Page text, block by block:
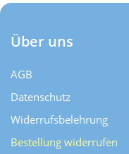
Über uns
AGB
Datenschutz
Widerrufsbelehrung
Bestellung widerrufen